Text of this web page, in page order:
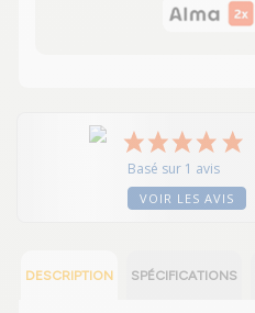
Basé sur 1 avis
VOIR LES AVIS
DESCRIPTION SPÉCIFICATIONS